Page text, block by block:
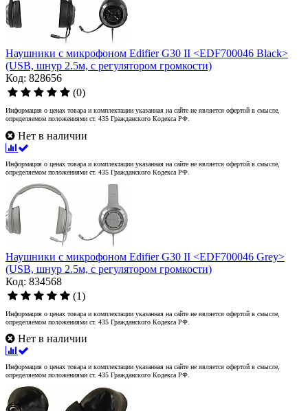
Наушники с микрофоном Edifier G30 II <EDF700046 Black>
(USB, шнур 2.5м, с регулятором громкости)
Код: 828656
(0)
Информация о ценах товара и комплектации указанная на сайте не является офертой в смысле,
определяемом положениями ст. 435 Гражданского Кодекса РФ.
Нет в наличии
Информация о ценах товара и комплектации указанная на сайте не является офертой в смысле,
определяемом положениями ст. 435 Гражданского Кодекса РФ.
Наушники с микрофоном Edifier G30 II <EDF700046 Grey>
(USB, шнур 2.5м, с регулятором громкости)
Код: 834568
(1)
Информация о ценах товара и комплектации указанная на сайте не является офертой в смысле,
определяемом положениями ст. 435 Гражданского Кодекса РФ.
Нет в наличии
Информация о ценах товара и комплектации указанная на сайте не является офертой в смысле,
определяемом положениями ст. 435 Гражданского Кодекса РФ.